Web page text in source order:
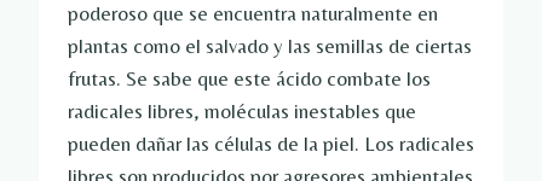
poderoso que se encuentra naturalmente en
plantas como el salvado y las semillas de ciertas
frutas. Se sabe que este ácido combate los
radicales libres, moléculas inestables que
pueden dañar las células de la piel. Los radicales